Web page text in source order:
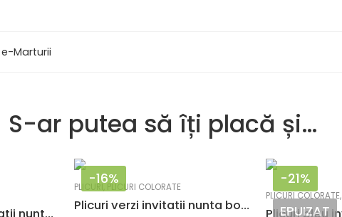
e-Marturii
S-ar putea să îți placă și…
Plicuri albastre invitatii nunta botez C6 114 x 162 mm set 20 buc
-16%
PLICURI PLICURI COLORATE
Plicuri verzi invitatii nunta botez C6 114 x 162 mm set 20 buc
-21%
EPUIZAT
PLICURI COLORATE,